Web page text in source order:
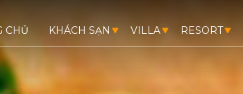
CHỦ KHÁCH SẠN VILLA RESORT